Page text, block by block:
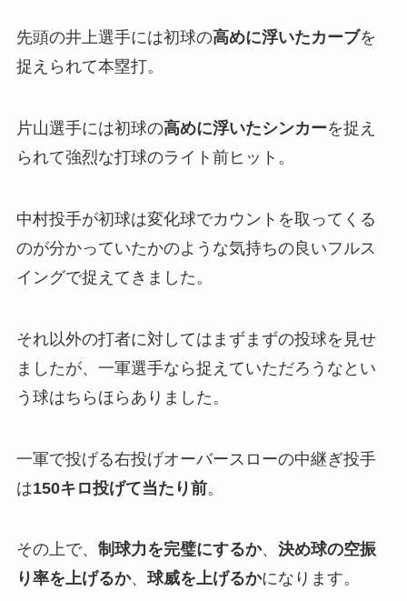
先頭の井上選手には初球の高めに浮いたカーブを
捉えられて本塁打。
片山選手には初球の高めに浮いたシンカーを捉え
られて強烈な打球のライト前ヒット。
中村投手が初球は変化球でカウントを取ってくる
のが分かっていたかのような気持ちの良いフルス
イングで捉えてきました。
それ以外の打者に対してはまずまずの投球を見せ
ましたが、一軍選手なら捉えていただろうなとい
う球はちらほらありました。
一軍で投げる右投げオーバースローの中継ぎ投手
は150キロ投げて当たり前。
その上で、 制球力を完璧にするか、 決め球の空振
り率を上げるか、 球威を上げるかになります。